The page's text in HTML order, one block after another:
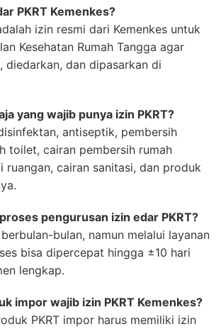
PKRT Kemenkes?
izin resmi dari Kemenkes untuk
Kesehatan Rumah Tangga agar
diedarkan, dan dipasarkan di
yang wajib punya izin PKRT?
antiseptik, pembersih
toilet, cairan pembersih rumah
ruangan, cairan sanitasi, dan produk
pengurusan izin edar PKRT?
bulan, namun melalui layanan
bisa dipercepat hingga ±10 hari
lengkap.
impor wajib izin PKRT Kemenkes?
PKRT impor harus memiliki izin